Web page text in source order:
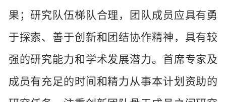
果；研究队伍梯队合理，团队成员应具有勇
于探索、善于创新和团结协作精神，具有较
强的研究能力和学术发展潜力。首席专家及
成员有充足的时间和精力从事本计划资助的